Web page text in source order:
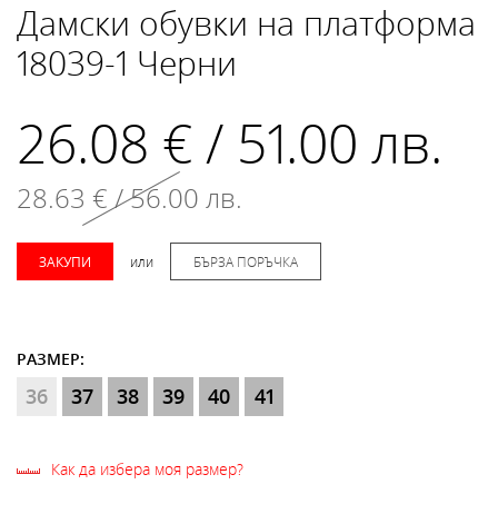
Дамски обувки на платформа
18039-1 Черни
26.08 € / 51.00 лв.
28.63 € / 56.00 лв.
ЗАКУПИ или БЪРЗА ПОРЪЧКА
РАЗМЕР:
36 37 38 39 40 41
Как да избера моя размер?